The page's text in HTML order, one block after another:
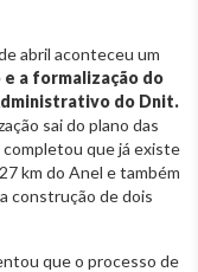
abril aconteceu um
e a formalização do
do Dnit.
sai do plano das
completou que já existe
km do Anel e também
construção de dois
que o processo de